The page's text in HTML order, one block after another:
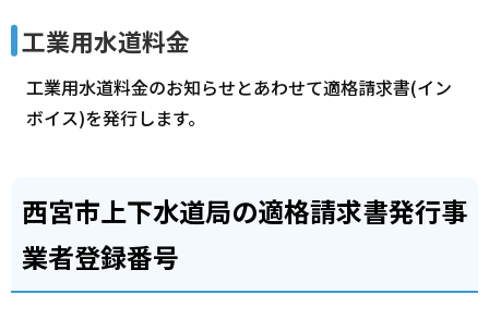
工業用水道料金
工業用水道料金のお知らせとあわせて適格請求書(イン
ボイス)を発行します。
西宮市上下水道局の適格請求書発行事
業者登録番号